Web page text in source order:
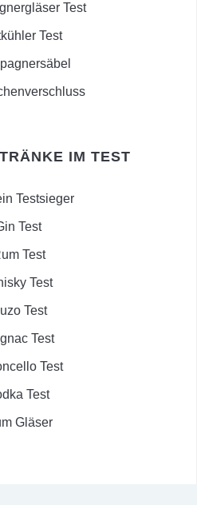
Test
Test
IM TEST
Testsieger
Test
Test
Test
Test
Test
Test
Test
Gläser